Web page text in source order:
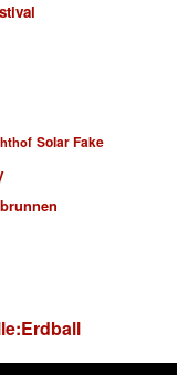
Solar Fake